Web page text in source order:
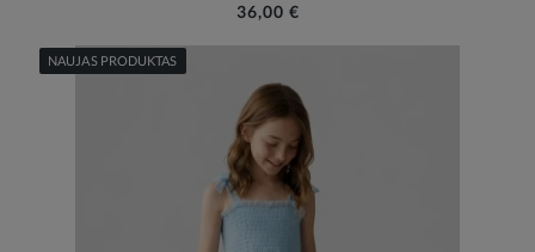
36,00 €
NAUJAS PRODUKTAS